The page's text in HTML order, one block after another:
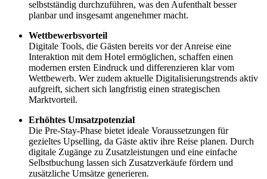
selbstständig durchzuführen, was den Aufenthalt besser
planbar und insgesamt angenehmer macht.
Wettbewerbsvorteil
Digitale Tools, die Gästen bereits vor der Anreise eine
Interaktion mit dem Hotel ermöglichen, schaffen einen
modernen ersten Eindruck und differenzieren klar vom
Wettbewerb. Wer zudem aktuelle Digitalisierungstrends aktiv
aufgreift, sichert sich langfristig einen strategischen
Marktvorteil.
Erhöhtes Umsatzpotenzial
Die Pre-Stay-Phase bietet ideale Voraussetzungen für
gezieltes Upselling, da Gäste aktiv ihre Reise planen. Durch
digitale Zugänge zu Zusatzleistungen und eine einfache
Selbstbuchung lassen sich Zusatzverkäufe fördern und
zusätzliche Umsätze generieren.